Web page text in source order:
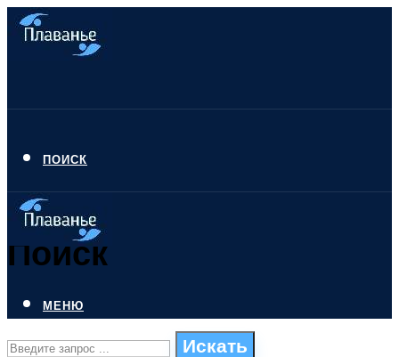
ПОИСК
Поиск
Искать
МЕНЮ